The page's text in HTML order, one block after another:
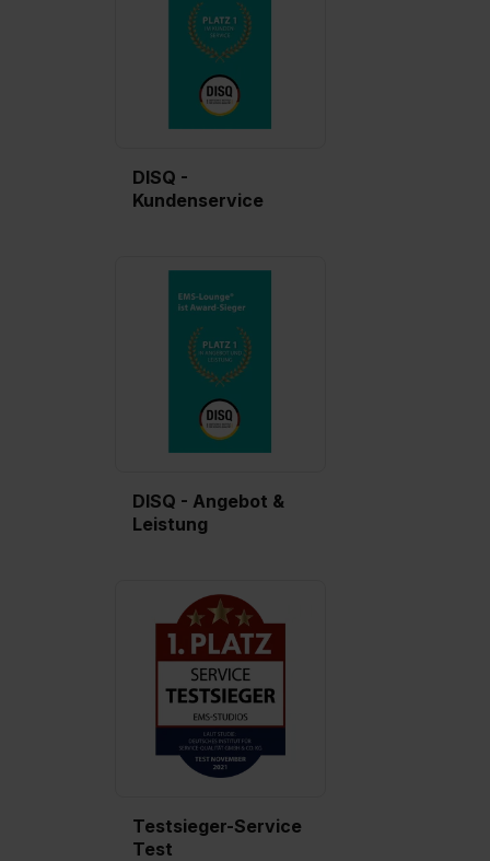
Wirkung für die Zukunft ganz oder teilweise über unsere
Datenschutzerklärung unter dem Punkt „Datenschutz-
Einstellungen“ widerrufen. Weitere Informationen zu den
einzelnen Cookies findest du durch Klick auf „Details
zeigen“. Weitere Informationen:
DISQ -
Kundenservice
DISQ - Angebot &
Leistung
Testsieger-Service
Test